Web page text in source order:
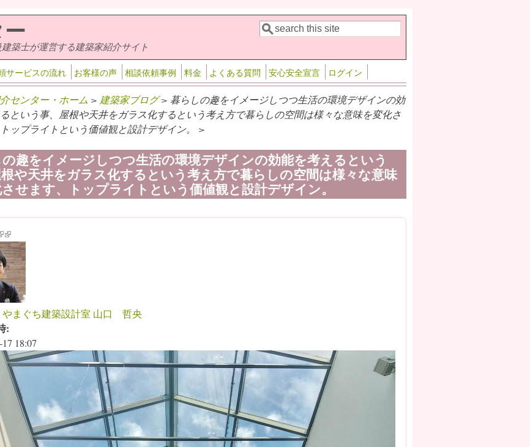
築士が運営する建築家紹介サイト 検索フォーム
検索
サービスの流れ お客様の声 相談依頼事例 料金 よくある質問 安心安全宣言 ログイン
センター・ホーム > 建築家ブログ> 暮らしの趣をイメージしつつ生活の環境デザインの効
という事、屋根や天井をガラス化するという考え方で暮らしの空間は様々な意味を変化さ
ップライトという価値観と設計デザイン。 >
趣をイメージしつつ生活の環境デザインの効能を考えるという
や天井をガラス化するという考え方で暮らしの空間は様々な意味
せます、トップライトという価値観と設計デザイン。
external)
is external)
is external)
(link is external)
やまぐち建築設計室 山口 哲央
:
18:07